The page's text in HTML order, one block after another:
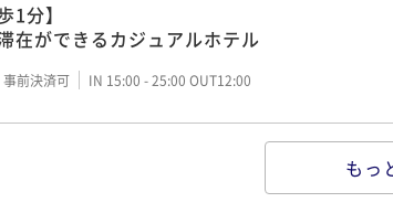
事前決済可
1分】
在ができるカジュアルホテル
事前決済可 IN 15:00 - 25:00 OUT12:00
もっ